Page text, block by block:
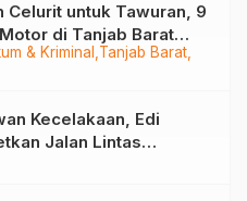
& Kriminal Tanjab Barat
Celurit untuk Tawuran, 9
di Tanjab Barat
Kecelakaan, Edi
Jalan Lintas
di 2028